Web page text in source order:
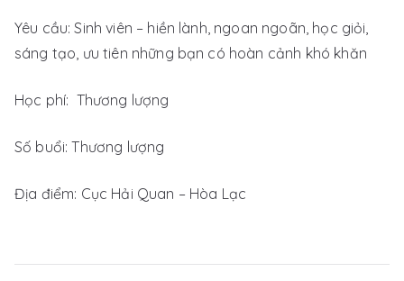
Yêu cầu: Sinh viên – hiền lành, ngoan ngoãn, học giỏi,
sáng tạo, ưu tiên những bạn có hoàn cảnh khó khăn
Học phí: Thương lượng
Số buổi: Thương lượng
Địa điểm: Cục Hải Quan – Hòa Lạc